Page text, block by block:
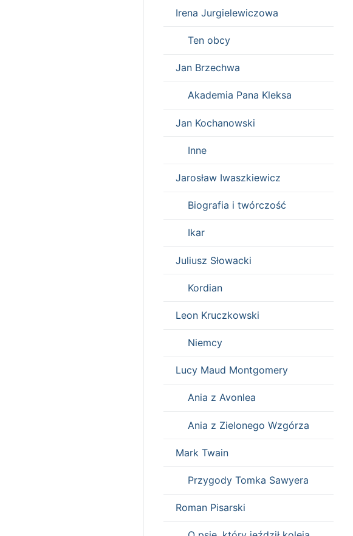
Irena Jurgielewiczowa
Ten obcy
Jan Brzechwa
Akademia Pana Kleksa
Jan Kochanowski
Inne
Jarosław Iwaszkiewicz
Biografia i twórczość
Ikar
Juliusz Słowacki
Kordian
Leon Kruczkowski
Niemcy
Lucy Maud Montgomery
Ania z Avonlea
Ania z Zielonego Wzgórza
Mark Twain
Przygody Tomka Sawyera
Roman Pisarski